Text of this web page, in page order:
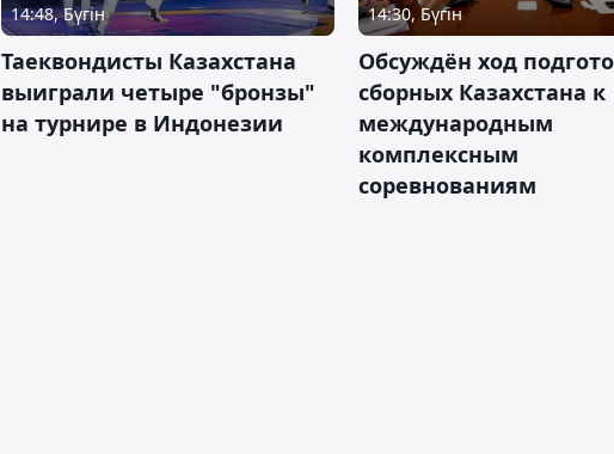
14:48, Бүгін
Таеквондисты Казахстана
выиграли четыре "бронзы"
на турнире в Индонезии
14:30, Бүгін
Обсуждён ход
сборных Казахстана к
международным
комплексным
соревнованиям